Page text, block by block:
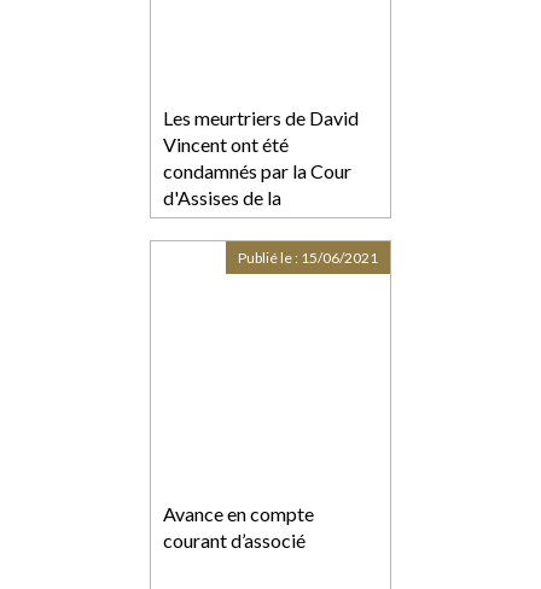
Les meurtriers de David
Vincent ont été
condamnés par la Cour
d'Assises de la
Guadeloupe
Avance en compte
courant d’associé
Publié le : 15/06/2021